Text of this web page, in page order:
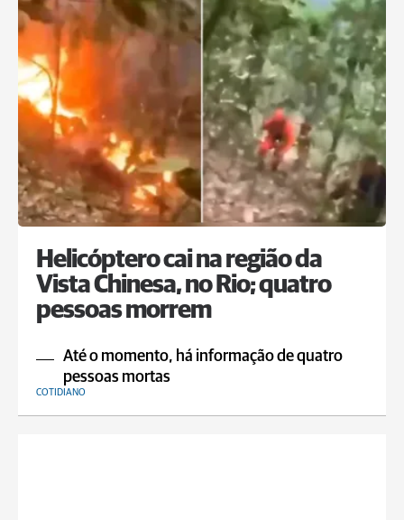
Helicóptero cai na região da
Vista Chinesa, no Rio; quatro
pessoas morrem
Até o momento, há informação de quatro
pessoas mortas
COTIDIANO